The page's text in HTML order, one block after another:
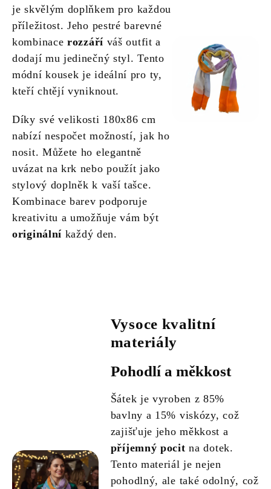
je skvělým doplňkem pro každou
příležitost. Jeho pestré barevné
kombinace rozzáříváš outfit a
dodají mu jedinečný styl. Tento
módní kousek je ideální pro ty,
kteří chtějí vyniknout.
Díky své velikosti 180x86 cm
nabízí nespočet možností, jak ho
nosit. Můžete ho elegantně
uvázat na krk nebo použít jako
stylový doplněk k vaší tašce.
Kombinace barev podporuje
kreativitu a umožňuje vám být
originální každý den.
Vysoce kvalitní
materiály
Pohodlí a měkkost
Šátek je vyroben z 85%
bavlny a 15% viskózy, což
zajišťuje jeho měkkost a
příjemný pocit na dotek.
Tento materiál je nejen
pohodlný, ale také odolný, což